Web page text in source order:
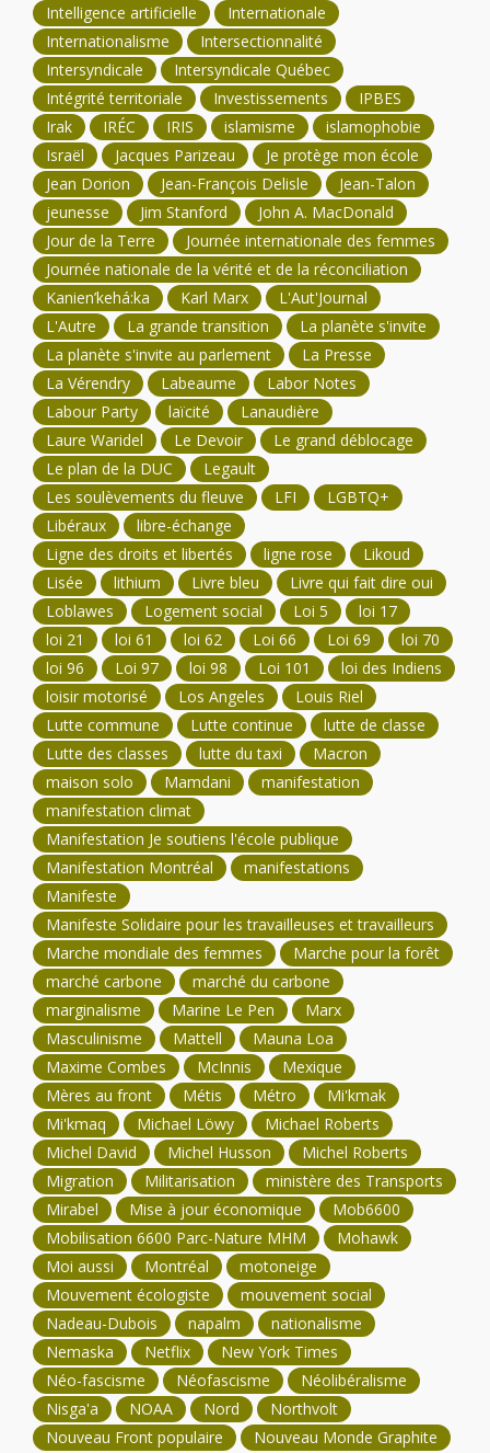
Intelligence artificielle
Internationale
Internationalisme
Intersectionnalité
Intersyndicale
Intersyndicale Québec
Intégrité territoriale
Investissements
IPBES
Irak
IRÉC IRIS islamisme
islamophobie
Israël
Jacques Parizeau
Je protège mon école
Jean Dorion
Jean-François Delisle
Jean-Talon
jeunesse
Jim Stanford
John A. MacDonald
Jour de la Terre
Journée internationale des femmes
Journée nationale de la vérité et de la réconciliation
Kanien’kehá:ka
Karl Marx
L'Aut'Journal
L'Autre
La grande transition
La planète s'invite
La planète s'invite au parlement
La Presse
La Vérendry
Labeaume
Labor Notes
Labour Party
laïcité
Lanaudière
Laure Waridel
Le Devoir
Le grand déblocage
Le plan de la DUC
Legault
Les soulèvements du fleuve
LFI
LGBTQ+
Libéraux
libre-échange
Ligne des droits et libertés
ligne rose
Likoud
Lisée
lithium Livre bleu
Livre qui fait dire oui
Loblawes
Logement social Loi 5
loi 17
loi 21
loi 61 loi 62 Loi 66 Loi 69
loi 70
loi 96
Loi 97 loi 98 Loi 101
loi des Indiens
loisir motorisé
Los Angeles
Louis Riel
Lutte commune
Lutte continue
lutte de classe
Lutte des classes
lutte du taxi
Macron
maison solo
Mamdani
manifestation
manifestation climat
Manifestation Je soutiens l'école publique
Manifestation Montréal
manifestations
Manifeste
Manifeste Solidaire pour les travailleuses et travailleurs
Marche mondiale des femmes
Marche pour la forêt
marché carbone
marché du carbone
marginalisme
Marine Le Pen
Marx
Masculinisme
Mattell
Mauna Loa
Maxime Combes
McInnis
Mexique
Mères au front
Métis Métro
Mi'kmak
Mi'kmaq
Michael Löwy
Michael Roberts
Michel David
Michel Husson
Michel Roberts
Migration
Militarisation
ministère des Transports
Mirabel
Mise à jour économique
Mob6600
Mobilisation 6600 Parc-Nature MHM
Mohawk
Moi aussi
Montréal
motoneige
Mouvement écologiste
mouvement social
Nadeau-Dubois
napalm
nationalisme
Nemaska
Netflix
New York Times
Néo-fascisme
Néofascisme
Néolibéralisme
Nisga'a
NOAA Nord
Northvolt
Nouveau Front populaire
Nouveau Monde Graphite